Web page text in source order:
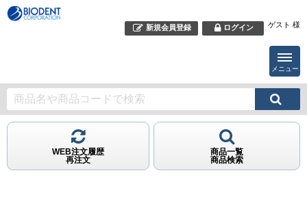
新規会員登録 ログイン ゲスト 様
メニュー
WEB注文履歴
再注文
商品一覧
商品検索